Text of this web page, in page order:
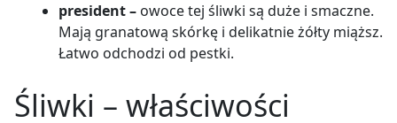
president– owoce tej śliwki są duże i smaczne.
Mają granatową skórkę i delikatnie żółty miąższ.
Łatwo odchodzi od pestki.
Śliwki – właściwości